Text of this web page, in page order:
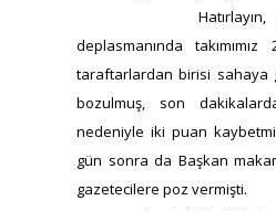
Hatırlayın,
deplasmanında
taraftarlardan birisi sahaya
bozulmuş, son
nedeniyle iki puan
gün sonra da Başkan
gazetecilere poz vermişti.